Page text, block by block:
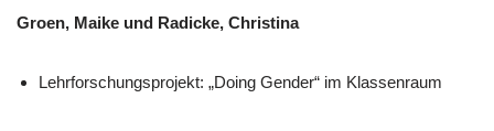
Groen, Maike und Radicke, Christina
Lehrforschungsprojekt: „Doing Gender“ im Klassenraum